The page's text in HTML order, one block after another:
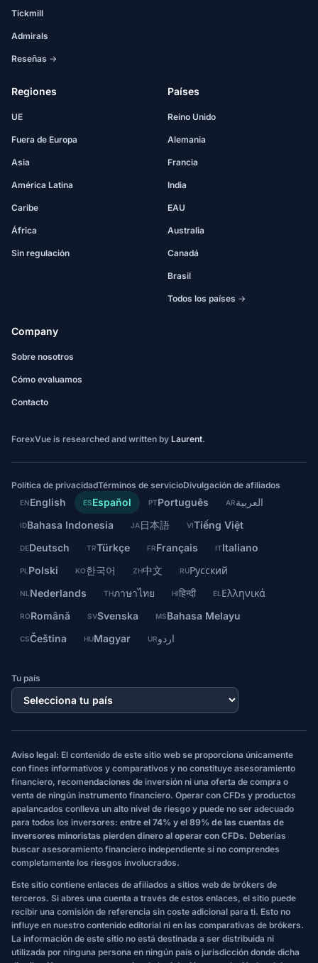
Tickmill
Admirals
Reseñas →
Regiones
UE
Fuera de Europa
Asia
América Latina
Caribe
África
Sin regulación
Países
Reino Unido
Alemania
Francia
India
EAU
Australia
Canadá
Brasil
Todos los países →
Company
Sobre nosotros
Cómo evaluamos
Contacto
ForexVue is researched and written by Laurent.
Política de privacidadTérminos de servicioDivulgación de afiliados
ENEnglish ESEspañol PTPortuguês ARالعربية
IDBahasa Indonesia JA日本語 VITiếng Việt
DEDeutsch TRTürkçe FRFrançais ITItaliano
PL Polski KO한국어 ZH中文 RUРусский
NL Nederlands THภาษาไทย HIहिन्दी EL Ελληνικά
RORomână SVSvenska MSBahasa Melayu
CSČeština HUMagyar URاردو
Tu país
Aviso legal: El contenido de este sitio web se proporciona únicamente
con fines informativos y comparativos y no constituye asesoramiento
financiero, recomendaciones de inversión ni una oferta de compra o
venta de ningún instrumento financiero. Operar con CFDs y productos
apalancados conlleva un alto nivel de riesgo y puede no ser adecuado
para todos los inversores: entre el 74% y el 89% de las cuentas de
inversores minoristas pierden dinero al operar con CFDs. Deberías
buscar asesoramiento financiero independiente si no comprendes
completamente los riesgos involucrados.
Este sitio contiene enlaces de afiliados a sitios web de brókers de
terceros. Si abres una cuenta a través de estos enlaces, el sitio puede
recibir una comisión de referencia sin coste adicional para ti. Esto no
influye en nuestro contenido editorial ni en las comparativas de brókers.
La información de este sitio no está destinada a ser distribuida ni
utilizada por ninguna persona en ningún país o jurisdicción donde dicha